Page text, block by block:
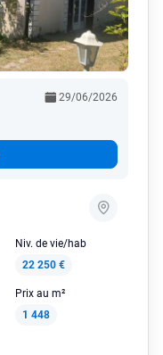
29/06/2026
Niv. de vie/hab
22 250 €
Prix au m²
1 448